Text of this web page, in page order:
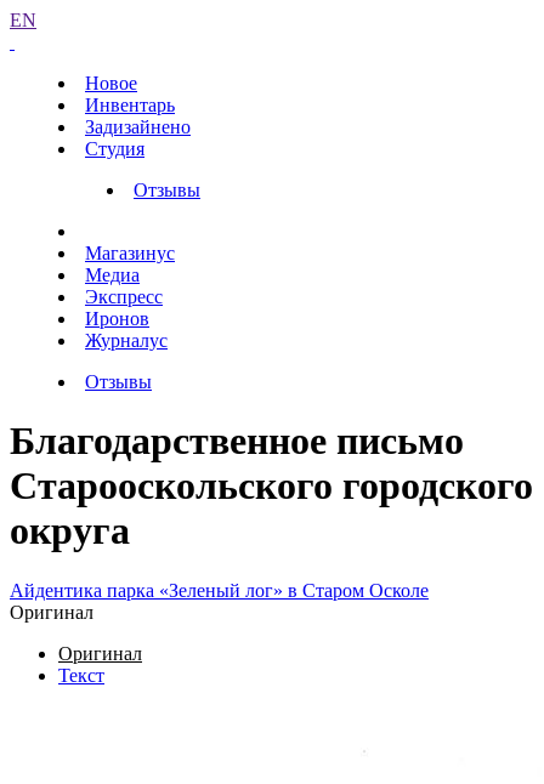
EN
Новое
Инвентарь
Задизайнено
Студия
Отзывы
Магазинус
Медиа
Экспресс
Иронов
Журналус
Отзывы
Благодарственное письмо
Старооскольского городского
округа
Айдентика парка «Зеленый лог» в Старом Осколе
Оригинал
Оригинал
Текст